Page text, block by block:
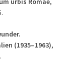
(1935–1963),